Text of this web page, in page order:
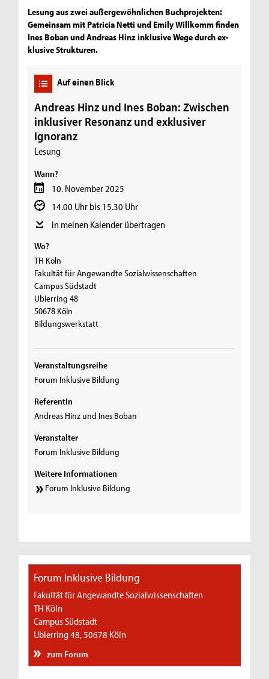
Lesung aus zwei außergewöhnlichen Buchprojekten:
Gemeinsam mit Patricia Netti und Emily Willkomm finden
Ines Boban und Andreas Hinz inklusive Wege durch ex-
klusive Strukturen.
Auf einen Blick
Andreas Hinz und Ines Boban: Zwischen
inklusiver Resonanz und exklusiver
Ignoranz
Lesung
Wann?
10. November 2025
14.00 Uhr bis 15.30 Uhr
in meinen Kalender übertragen
Wo?
TH Köln
Fakultät für Angewandte Sozialwissenschaften
Campus Südstadt
Ubierring 48
50678 Köln
Bildungswerkstatt
Veranstaltungsreihe
Forum Inklusive Bildung
ReferentIn
Andreas Hinz und Ines Boban
Veranstalter
Forum Inklusive Bildung
Weitere Informationen
Forum Inklusive Bildung
Forum Inklusive Bildung
Fakultät für Angewandte Sozialwissenschaften
TH Köln
Campus Südstadt
Ubierring 48, 50678 Köln
zum Forum